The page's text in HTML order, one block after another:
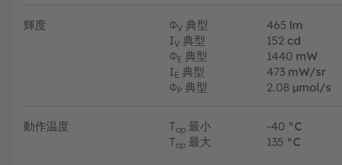
輝度 ΦV 典型 465 lm
IV 典型 152 cd
ΦE 典型 1440 mW
IE 典型 473 mW/sr
ΦP 典型 2.08 µmol/s
動作温度 Top 最小 -40 °C
Top 最大 135 °C